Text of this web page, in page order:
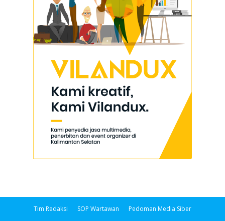
Tim Redaksi SOP Wartawan Pedoman Media Siber